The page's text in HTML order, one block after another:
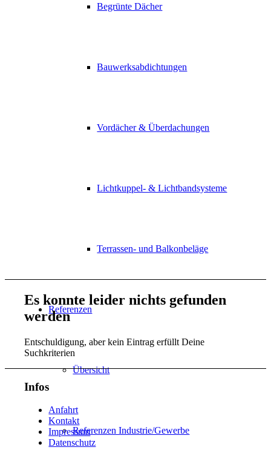
Begrünte Dächer
Bauwerksabdichtungen
Vordächer & Überdachungen
Lichtkuppel- & Lichtbandsysteme
Terrassen- und Balkonbeläge
Referenzen
Übersicht
Referenzen Industrie/Gewerbe
Es konnte leider nichts gefunden
werden
Entschuldigung, aber kein Eintrag erfüllt Deine
Suchkriterien
Infos
Anfahrt
Kontakt
Impressum
Datenschutz